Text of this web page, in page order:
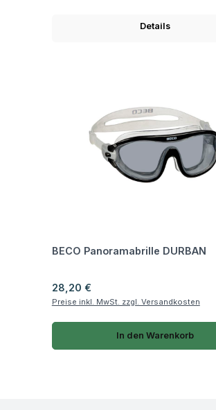
Details
BECO Panoramabrille DURBAN
Regulärer Preis:
28,20 €
Preise inkl. MwSt. zzgl. Versandkosten
In den Warenkorb